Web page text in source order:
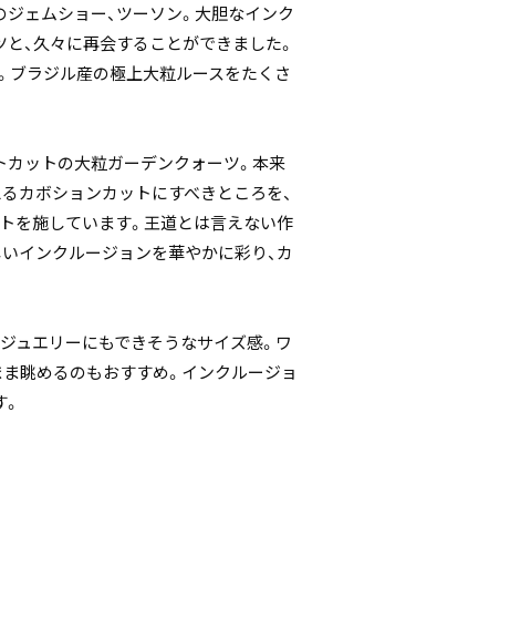
ェムショー、ツーソン。大胆なインク
、久々に再会することができました。
ブラジル産の極上大粒ルースをたくさ
ットの大粒ガーデンクォーツ。本来
カボションカットにすべきところを、
を施しています。王道とは言えない作
インクルージョンを華やかに彩り、カ
ュエリーにもできそうなサイズ感。ワ
眺めるのもおすすめ。インクルージョ